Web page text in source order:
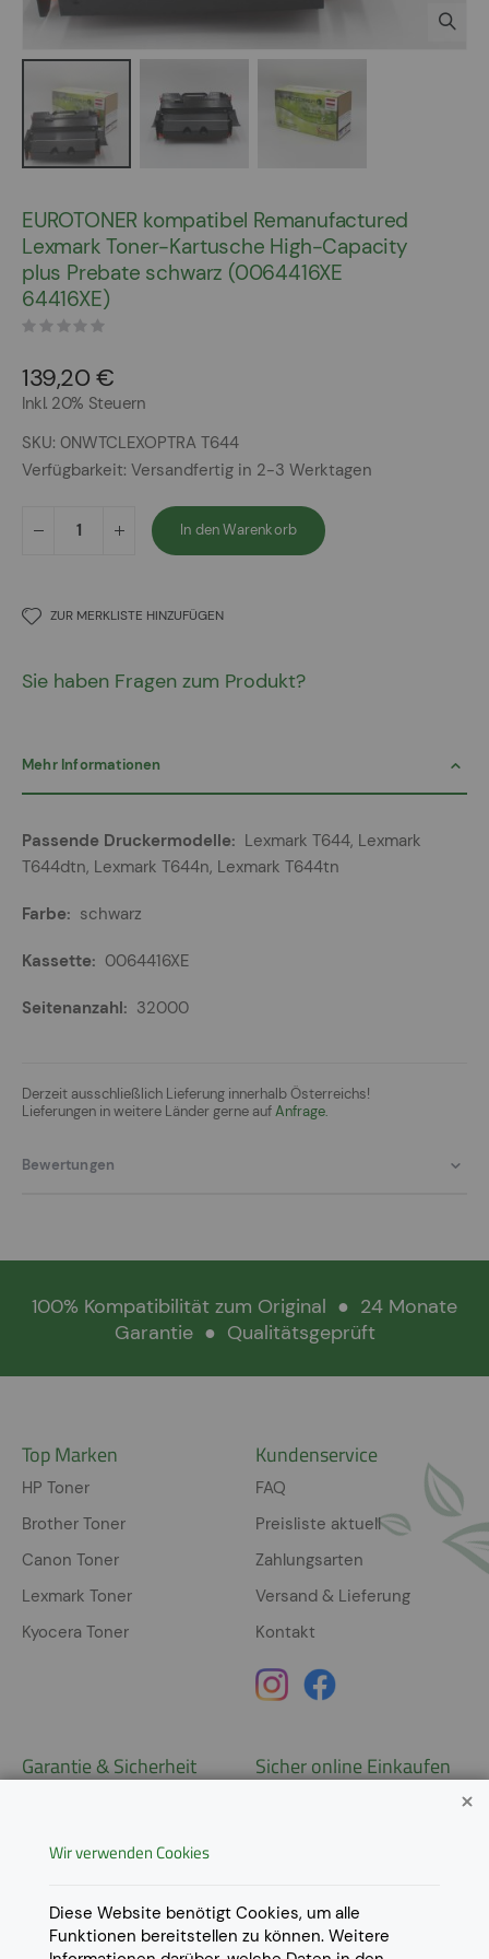
der
Bildergalerie
springen
EUROTONER kompatibel Remanufactured
Lexmark Toner-Kartusche High-Capacity
plus Prebate schwarz (0064416XE
64416XE)
139,20 €
Inkl. 20% Steuern
SKU 0NWTCLEXOPTRA T644
Verfügbarkeit: Versandfertig in 2-3 Werktagen
In den Warenkorb
ZUR MERKLISTE HINZUFÜGEN
Sie haben Fragen zum Produkt?
Mehr Informationen
Mehr
Informationen
Lexmark T644, Lexmark
T644dtn, Lexmark T644n, Lexmark T644tn
schwarz
0064416XE
32000
Derzeit ausschließlich Lieferung innerhalb Österreichs!
Lieferungen in weitere Länder gerne aufAnfrage.
Bewertungen
100% Kompatibilität zum Original ● 24 Monate
Garantie ● Qualitätsgeprüft
Top Marken
HP Toner
Brother Toner
Canon Toner
Lexmark Toner
Kyocera Toner
Kundenservice
FAQ
Preisliste aktuell
Zahlungsarten
Versand & Lieferung
Kontakt
Garantie & Sicherheit
Datenschutz
Impressum
Sicher online Einkaufen
Lieferungen in weitere Länder
gerne aufAnfrage
Wir verwenden Cookies
Diese Website benötigt Cookies, um alle
Funktionen bereitstellen zu können. Weitere